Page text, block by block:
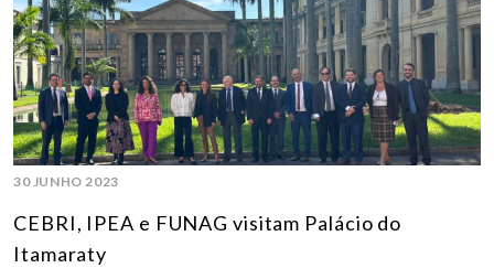
30 JUNHO 2023
CEBRI, IPEA e FUNAG visitam Palácio do
Itamaraty